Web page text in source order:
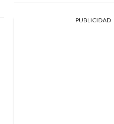
PUBLICIDAD